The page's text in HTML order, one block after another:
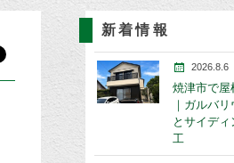
新着情報
2026.8.6
焼津市で屋
｜ガルバ
とサイデ
工